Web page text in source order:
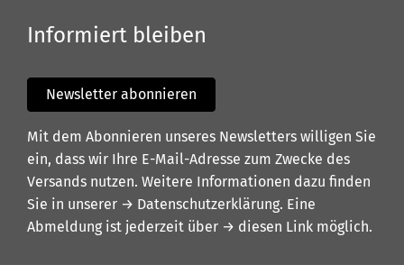
Informiert bleiben
Newsletter abonnieren
Mit dem Abonnieren unseres Newsletters willigen Sie
ein, dass wir Ihre E-Mail-Adresse zum Zwecke des
Versands nutzen. Weitere Informationen dazu finden
Sie in unserer → Datenschutzerklärung. Eine
Abmeldung ist jederzeit über → diesen Link möglich.